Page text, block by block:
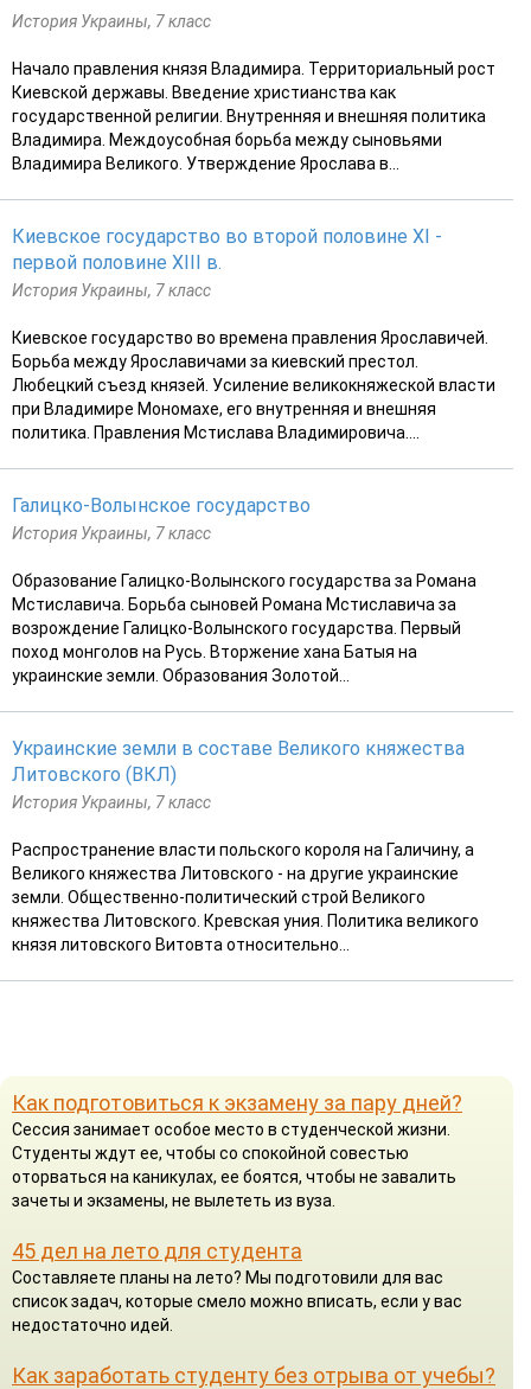
История Украины, 7 класс
Начало правления князя Владимира. Территориальный рост
Киевской державы. Введение христианства как
государственной религии. Внутренняя и внешняя политика
Владимира. Междоусобная борьба между сыновьями
Владимира Великого. Утверждение Ярослава в...
Киевское государство во второй половине XI -
первой половине XIII в.
История Украины, 7 класс
Киевское государство во времена правления Ярославичей.
Борьба между Ярославичами за киевский престол.
Любецкий съезд князей. Усиление великокняжеской власти
при Владимире Мономахе, его внутренняя и внешняя
политика. Правления Мстислава Владимировича....
Галицко-Волынское государство
История Украины, 7 класс
Образование Галицко-Волынского государства за Романа
Мстиславича. Борьба сыновей Романа Мстиславича за
возрождение Галицко-Волынского государства. Первый
поход монголов на Русь. Вторжение хана Батыя на
украинские земли. Образования Золотой...
Украинские земли в составе Великого княжества
Литовского (ВКЛ)
История Украины, 7 класс
Распространение власти польского короля на Галичину, а
Великого княжества Литовского - на другие украинские
земли. Общественно-политический строй Великого
княжества Литовского. Кревская уния. Политика великого
князя литовского Витовта относительно...
Как подготовиться к экзамену за пару дней?
Сессия занимает особое место в студенческой жизни.
Студенты ждут ее, чтобы со спокойной совестью
оторваться на каникулах, ее боятся, чтобы не завалить
зачеты и экзамены, не вылететь из вуза.
45 дел на лето для студента
Составляете планы на лето? Мы подготовили для вас
список задач, которые смело можно вписать, если у вас
недостаточно идей.
Как заработать студенту без отрыва от учебы?